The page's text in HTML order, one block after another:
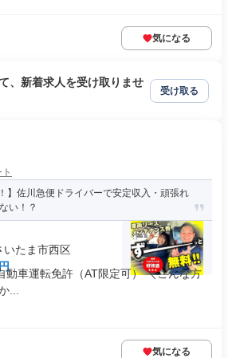
気になる
、新着求人を受け取りませ
受け取る
】佐川急便ドライバーで安定収入・頑張れ
い！？
いたま市西区
動車運転免許（AT限定可） ＼こんな方
...
気になる